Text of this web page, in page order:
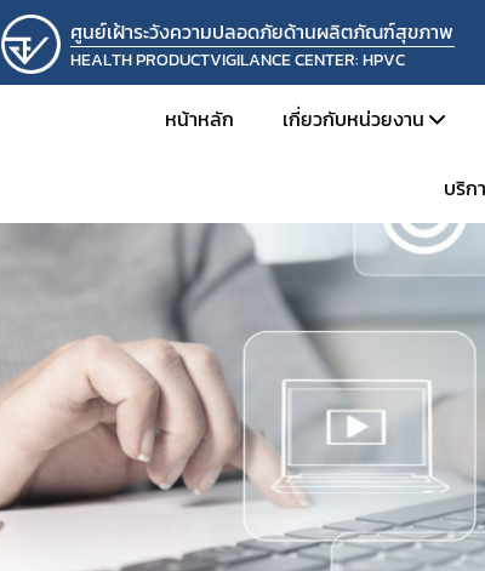
ศูนย์เฝ้าระวังความปลอดภัยด้านผลิตภัณฑ์สุขภาพ
HEALTH PRODUCTVIGILANCE CENTER: HPVC
หน้าหลัก เกี่ยวกับหน่วยงาน
ประวัติความเป็นมา
โครงสร้างหน่วยงาน
บทบาทหน้าที่
บริก